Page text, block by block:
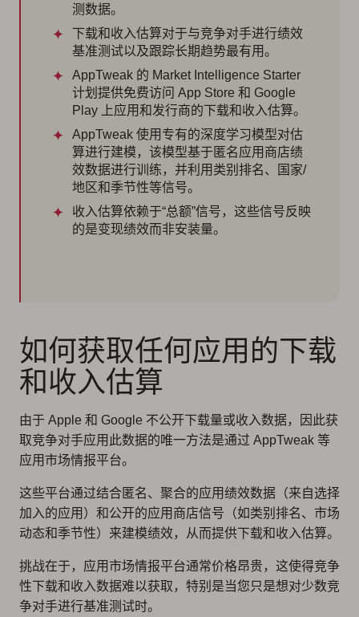
测数据。
下载和收入估算对于与竞争对手进行绩效
基准测试以及跟踪长期趋势最有用。
AppTweak 的 Market Intelligence Starter
计划提供免费访问 App Store 和 Google
Play 上应用和发行商的下载和收入估算。
AppTweak 使用专有的深度学习模型对估
算进行建模，该模型基于匿名应用商店绩
效数据进行训练，并利用类别排名、国家/
地区和季节性等信号。
收入估算依赖于“总额”信号，这些信号反映
的是变现绩效而非安装量。
如何获取任何应用的下载
和收入估算
由于 Apple 和 Google 不公开下载量或收入数据，因此获
取竞争对手应用此数据的唯一方法是通过 AppTweak 等
应用市场情报平台。
这些平台通过结合匿名、聚合的应用绩效数据（来自选择
加入的应用）和公开的应用商店信号（如类别排名、市场
动态和季节性）来建模绩效，从而提供下载和收入估算。
挑战在于，应用市场情报平台通常价格昂贵，这使得竞争
性下载和收入数据难以获取，特别是当您只是想对少数竞
争对手进行基准测试时。